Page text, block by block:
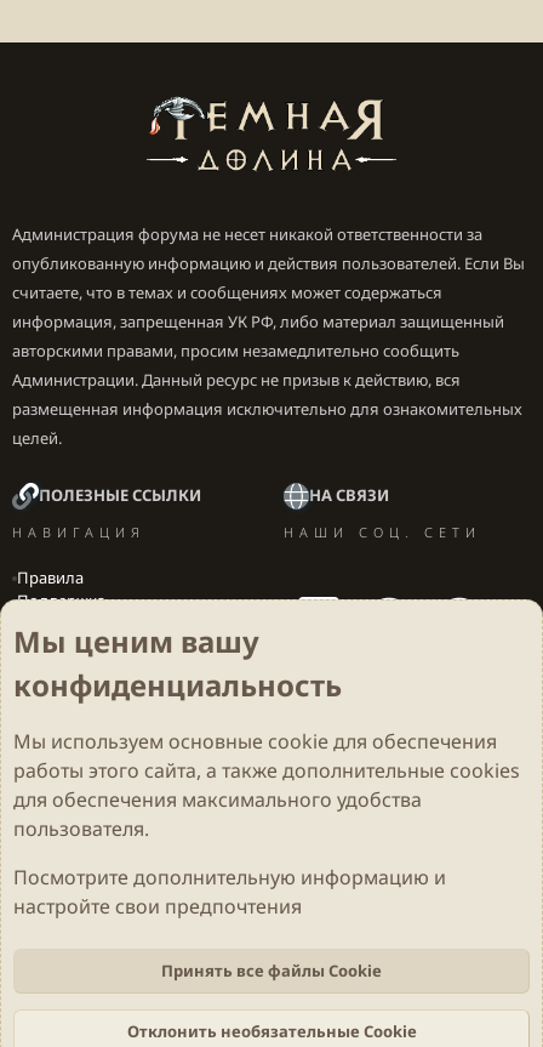
Администрация форума не несет никакой ответственности за
опубликованную информацию и действия пользователей. Если Вы
считаете, что в темах и сообщениях может содержаться
информация, запрещенная УК РФ, либо материал защищенный
авторскими правами, просим незамедлительно сообщить
Администрации. Данный ресурс не призыв к действию, вся
размещенная информация исключительно для ознакомительных
целей.
ПОЛЕЗНЫЕ ССЫЛКИ
НАВИГАЦИЯ
Правила
Поддержка
Локализация игр
НА СВЯЗИ
НАШИ СОЦ. СЕТИ
Cookies Darkdale - Основа [v.2.3.2 rc1] 🔥
Русский (RU)
Обратная связь
Условия и правила
Политика конфиденциальности
Помощь
R
ЛокализацияLiaNdrY
Мы ценим вашу
конфиденциальность
Мы используем основные cookieдля обеспечения
работы этого сайта, а также дополнительные cookies
для обеспечения максимального удобства
пользователя.
Посмотрите дополнительную информацию и
настройте свои предпочтения
Принять все файлы Cookie
Отклонить необязательные Cookie